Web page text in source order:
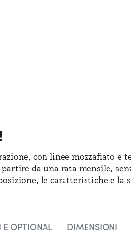
con linee mozzafiato e
partire da una rata mensile,
, le caratteristiche e la
E OPTIONAL DIMENSIONI